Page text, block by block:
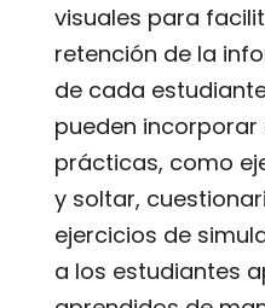
visuales para
retención de la
de cada
pueden
prácticas, como
y soltar,
ejercicios de
a los estudiantes